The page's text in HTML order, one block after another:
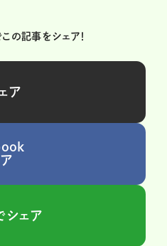
の記事をシェア！
ア
シェア